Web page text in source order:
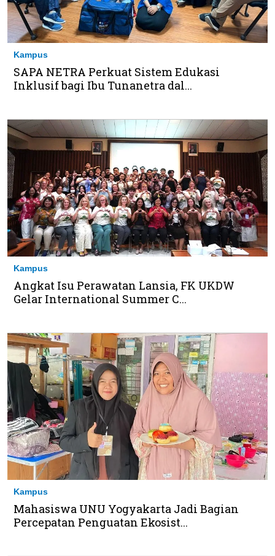
Kampus
SAPA NETRA Perkuat Sistem Edukasi
Inklusif bagi Ibu Tunanetra dal...
Kampus
Angkat Isu Perawatan Lansia, FK UKDW
Gelar International Summer C...
Kampus
Mahasiswa UNU Yogyakarta Jadi Bagian
Percepatan Penguatan Ekosist...